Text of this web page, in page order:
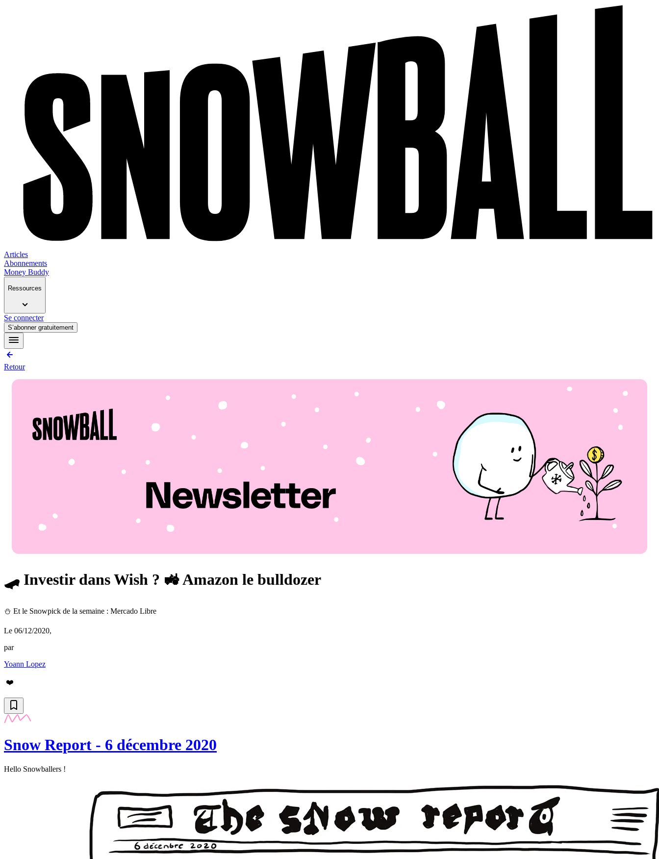
Articles
Abonnements
Money Buddy
Ressources
Se connecter
S’abonner gratuitement
Retour
🛹 Investir dans Wish ? 🚜 Amazon le bulldozer
⛄️ Et le Snowpick de la semaine : Mercado Libre
Le 06/12/2020,
par
Yoann Lopez
❤️
Snow Report - 6 décembre 2020
Hello Snowballers !